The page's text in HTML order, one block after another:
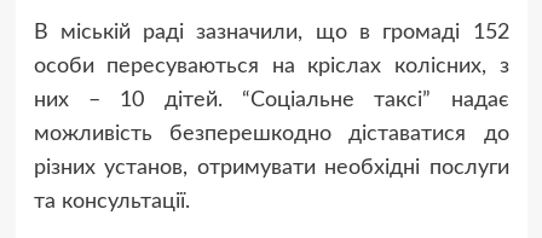
В міській раді зазначили, що в громаді 152
особи пересуваються на кріслах колісних, з
них – 10 дітей. “Соціальне таксі” надає
можливість безперешкодно діставатися до
різних установ, отримувати необхідні послуги
та консультації.